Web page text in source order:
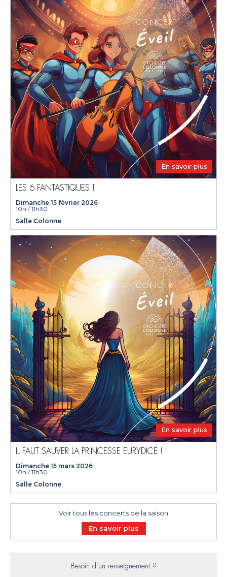
En savoir plus
LES 6 FANTASTIQUES !
Dimanche 15 février 2026
10h / 11h30
Salle Colonne
En savoir plus
IL FAUT SAUVER LA PRINCESSE EURYDICE !
Dimanche 15 mars 2026
10h / 11h30
Salle Colonne
Voir tous les concerts de la saison
En savoir plus
Besoin d’un renseignement ?